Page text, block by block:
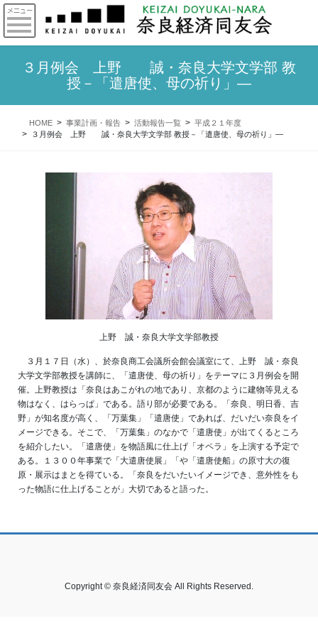
３月例会 上野 誠・奈良大学文学部 教
授－「遣唐使、母の祈り」―
HOME 事業計画・報告 活動報告一覧
平成２１年度
３月例会 上野 誠・奈良大学文学部 教授－「遣唐使、母の祈り」―
上野 誠・奈良大学文学部教授
３月１７日（水）、於奈良商工会議所会館会議室にて、上野 誠・奈良
大学文学部教授を講師に、「遣唐使、母の祈り」をテーマに３月例会を開
催。上野教授は「奈良はあこがれの地であり、京都のように建物等見える
物はなく、はらっぱ」である。語り部が必要である。「奈良、明日香、吉
野」が知名度が高く、「万葉集」「遣唐使」であれば、だいだい奈良をイ
メージできる。そこで、「万葉集」のなかで「遣唐使」が出てくるところ
を紹介したい。「遣唐使」を物語風に仕上げ「オペラ」を上演する予定で
ある。１３００年事業で「大遣唐使展」「や「遣唐使船」の原寸大の復
原・展示はまとを得ている。「奈良をだいたいイメージでき、意外性をも
った物語に仕上げることが」大切であると語った。
Copyright © 奈良経済同友会 All Rights Reserved.